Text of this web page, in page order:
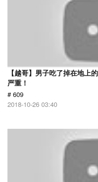
【越哥】男子吃了掉在地上
严重！
# 609
2018-10-26 03:40